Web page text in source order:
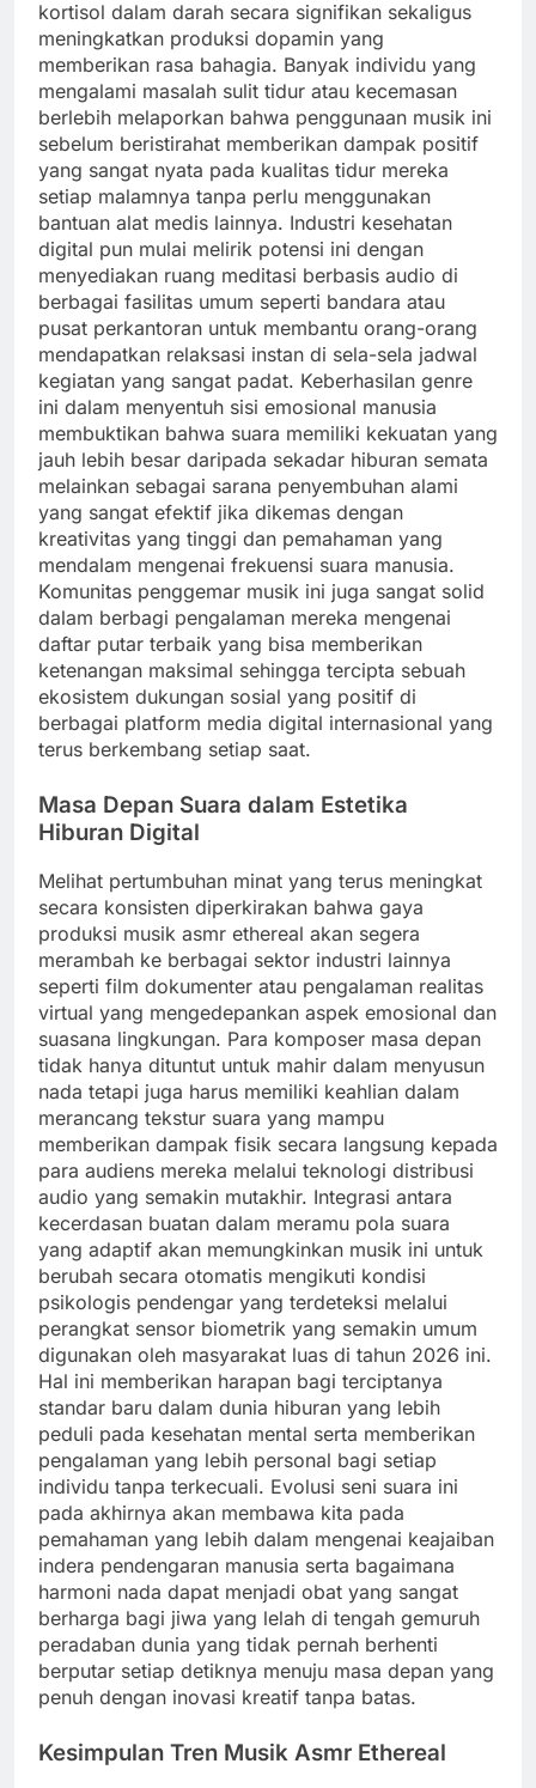
kortisol dalam darah secara signifikan sekaligus
meningkatkan produksi dopamin yang
memberikan rasa bahagia. Banyak individu yang
mengalami masalah sulit tidur atau kecemasan
berlebih melaporkan bahwa penggunaan musik ini
sebelum beristirahat memberikan dampak positif
yang sangat nyata pada kualitas tidur mereka
setiap malamnya tanpa perlu menggunakan
bantuan alat medis lainnya. Industri kesehatan
digital pun mulai melirik potensi ini dengan
menyediakan ruang meditasi berbasis audio di
berbagai fasilitas umum seperti bandara atau
pusat perkantoran untuk membantu orang-orang
mendapatkan relaksasi instan di sela-sela jadwal
kegiatan yang sangat padat. Keberhasilan genre
ini dalam menyentuh sisi emosional manusia
membuktikan bahwa suara memiliki kekuatan yang
jauh lebih besar daripada sekadar hiburan semata
melainkan sebagai sarana penyembuhan alami
yang sangat efektif jika dikemas dengan
kreativitas yang tinggi dan pemahaman yang
mendalam mengenai frekuensi suara manusia.
Komunitas penggemar musik ini juga sangat solid
dalam berbagi pengalaman mereka mengenai
daftar putar terbaik yang bisa memberikan
ketenangan maksimal sehingga tercipta sebuah
ekosistem dukungan sosial yang positif di
berbagai platform media digital internasional yang
terus berkembang setiap saat.
Masa Depan Suara dalam Estetika
Hiburan Digital
Melihat pertumbuhan minat yang terus meningkat
secara konsisten diperkirakan bahwa gaya
produksi musik asmr ethereal akan segera
merambah ke berbagai sektor industri lainnya
seperti film dokumenter atau pengalaman realitas
virtual yang mengedepankan aspek emosional dan
suasana lingkungan. Para komposer masa depan
tidak hanya dituntut untuk mahir dalam menyusun
nada tetapi juga harus memiliki keahlian dalam
merancang tekstur suara yang mampu
memberikan dampak fisik secara langsung kepada
para audiens mereka melalui teknologi distribusi
audio yang semakin mutakhir. Integrasi antara
kecerdasan buatan dalam meramu pola suara
yang adaptif akan memungkinkan musik ini untuk
berubah secara otomatis mengikuti kondisi
psikologis pendengar yang terdeteksi melalui
perangkat sensor biometrik yang semakin umum
digunakan oleh masyarakat luas di tahun 2026 ini.
Hal ini memberikan harapan bagi terciptanya
standar baru dalam dunia hiburan yang lebih
peduli pada kesehatan mental serta memberikan
pengalaman yang lebih personal bagi setiap
individu tanpa terkecuali. Evolusi seni suara ini
pada akhirnya akan membawa kita pada
pemahaman yang lebih dalam mengenai keajaiban
indera pendengaran manusia serta bagaimana
harmoni nada dapat menjadi obat yang sangat
berharga bagi jiwa yang lelah di tengah gemuruh
peradaban dunia yang tidak pernah berhenti
berputar setiap detiknya menuju masa depan yang
penuh dengan inovasi kreatif tanpa batas.
Kesimpulan Tren Musik Asmr Ethereal